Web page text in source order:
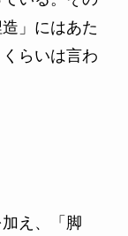
」にはあた
らいは言わ
え、「脚